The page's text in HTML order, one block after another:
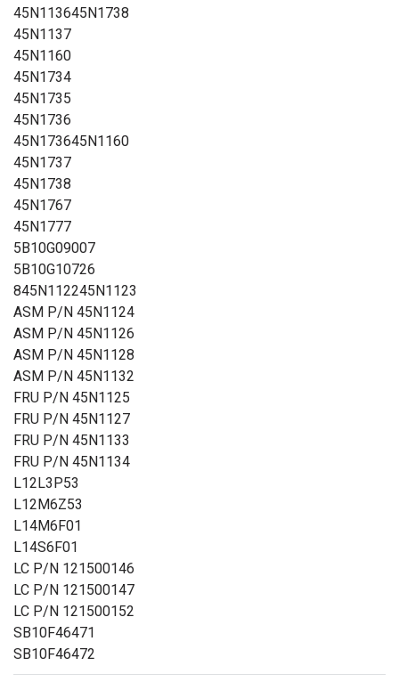
45N113645N1738
45N1137
45N1160
45N1734
45N1735
45N1736
45N173645N1160
45N1737
45N1738
45N1767
45N1777
5B10G09007
5B10G10726
845N112245N1123
ASM P/N 45N1124
ASM P/N 45N1126
ASM P/N 45N1128
ASM P/N 45N1132
FRU P/N 45N1125
FRU P/N 45N1127
FRU P/N 45N1133
FRU P/N 45N1134
L12L3P53
L12M6Z53
L14M6F01
L14S6F01
LC P/N 121500146
LC P/N 121500147
LC P/N 121500152
SB10F46471
SB10F46472